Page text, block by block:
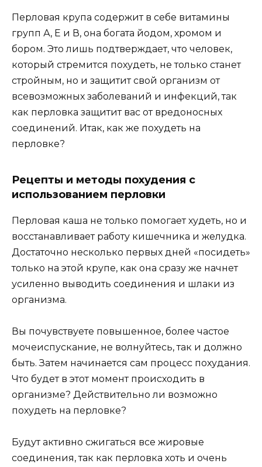
Перловая крупа содержит в себе витамины
групп А, Е и В, она богата йодом, хромом и
бором. Это лишь подтверждает, что человек,
который стремится похудеть, не только станет
стройным, но и защитит свой организм от
всевозможных заболеваний и инфекций, так
как перловка защитит вас от вредоносных
соединений. Итак, как же похудеть на
перловке?
Рецепты и методы похудения с
использованием перловки
Перловая каша не только помогает худеть, но и
восстанавливает работу кишечника и желудка.
Достаточно несколько первых дней «посидеть»
только на этой крупе, как она сразу же начнет
усиленно выводить соединения и шлаки из
организма.
Вы почувствуете повышенное, более частое
мочеиспускание, не волнуйтесь, так и должно
быть. Затем начинается сам процесс похудания.
Что будет в этот момент происходить в
организме? Действительно ли возможно
похудеть на перловке?
Будут активно сжигаться все жировые
соединения, так как перловка хоть и очень